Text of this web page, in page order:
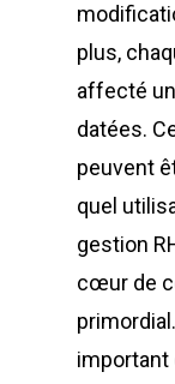
plus,
affecté
datées.
peuvent
quel
gestion
cœur de
important